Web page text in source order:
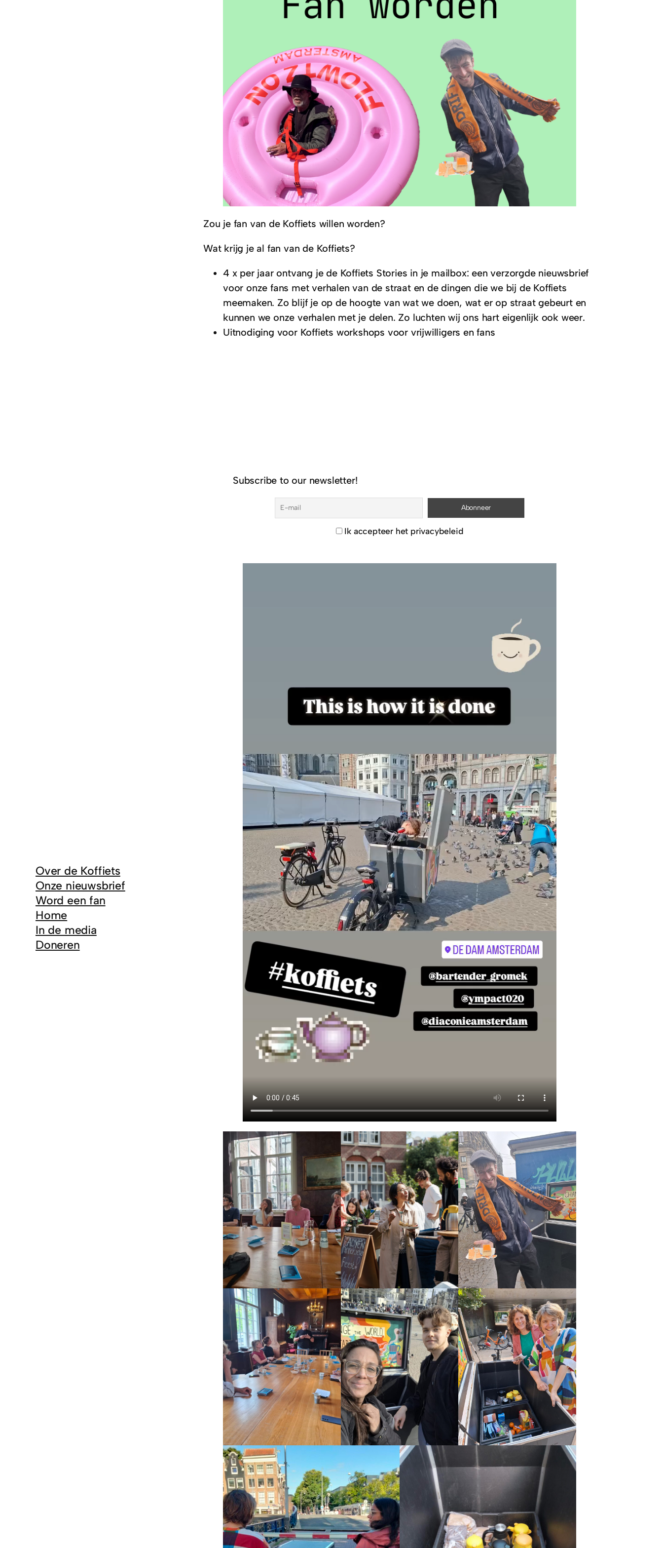
Over de Koffiets
Onze nieuwsbrief
Word een fan
Home
In de media
Doneren
Zou je fan van de Koffiets willen worden?
Wat krijg je al fan van de Koffiets?
4 x per jaar ontvang je de Koffiets Stories in je mailbox: een verzorgde nieuwsbrief
voor onze fans met verhalen van de straat en de dingen die we bij de Koffiets
meemaken. Zo blijf je op de hoogte van wat we doen, wat er op straat gebeurt en
kunnen we onze verhalen met je delen. Zo luchten wij ons hart eigenlijk ook weer.
Uitnodiging voor Koffiets workshops voor vrijwilligers en fans
Subscribe to our newsletter!
Ik accepteer het privacybeleid